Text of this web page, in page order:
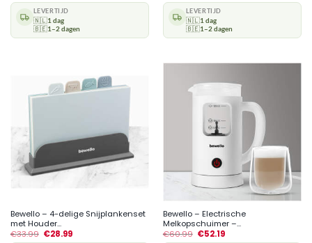
LEVERTIJD
🇳🇱1 dag
🇧🇪1–2 dagen
LEVERTIJD
🇳🇱1 dag
🇧🇪1–2 dagen
Bewello – 4-delige Snijplankenset
met Houder...
€33.99 €28.99
Bewello – Electrische
Melkopschuimer –...
€60.99 €52.19